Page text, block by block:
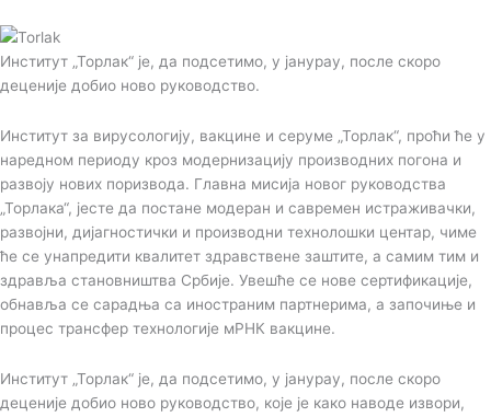
Институт „Торлак“ је, да подсетимо, у јанурау, после скоро
деценије добио ново руководство.
Институт за вирусологију, вакцине и серуме „Торлак“, проћи ће у
наредном периоду кроз модернизацију производних погона и
развоју нових поризвода. Главна мисија новог руководства
„Торлака“, јесте да постане модеран и савремен истраживачки,
развојни, дијагностички и производни технолошки центар, чиме
ће се унапредити квалитет здравствене заштите, а самим тим и
здравља становништва Србије. Увешће се нове сертификације,
обнавља се сарадња са иностраним партнерима, а започиње и
процес трансфер технологије мРНК вакцине.
Институт „Торлак“ је, да подсетимо, у јанурау, после скоро
деценије добио ново руководство, које је како наводе извори,